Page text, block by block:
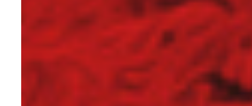
Zapoznaj się z aktualnościami
geotechniki